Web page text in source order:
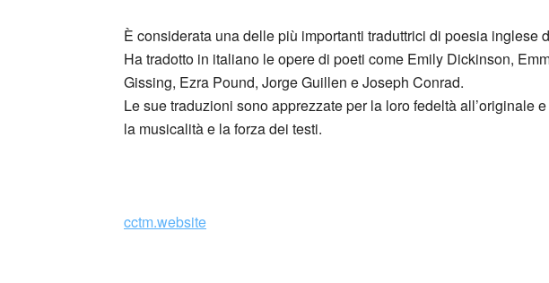
È considerata una delle più importanti traduttrici di poesia inglese
Ha tradotto in italiano le opere di poeti come Emily Dickinson,
Gissing, Ezra Pound, Jorge Guillen e Joseph Conrad.
Le sue traduzioni sono apprezzate per la loro fedeltà all’originale
la musicalità e la forza dei testi.
cctm.website